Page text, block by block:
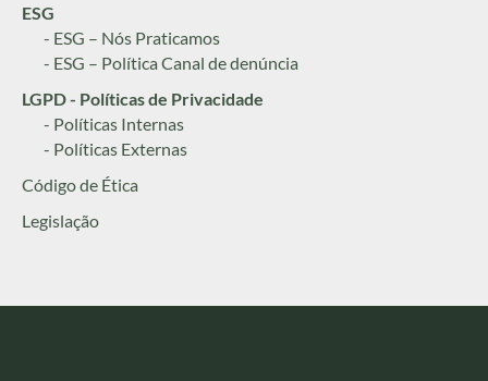
ESG
- ESG – Nós Praticamos
- ESG – Política Canal de denúncia
LGPD - Políticas de Privacidade
- Políticas Internas
- Políticas Externas
Código de Ética
Legislação